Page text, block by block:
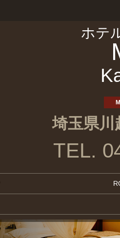
ホテ
埼玉県川
TEL.